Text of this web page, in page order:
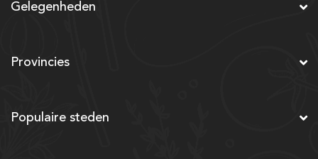
Gelegenheden
Provincies
Populaire steden